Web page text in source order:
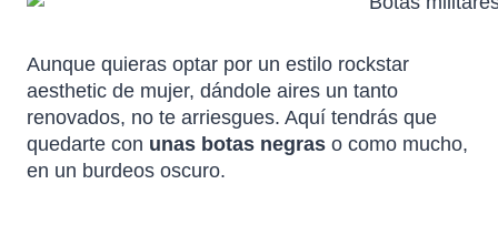
Aunque quieras optar por un estilo rockstar
aesthetic de mujer, dándole aires un tanto
renovados, no te arriesgues. Aquí tendrás que
quedarte con unas botas negras o como mucho,
en un burdeos oscuro.